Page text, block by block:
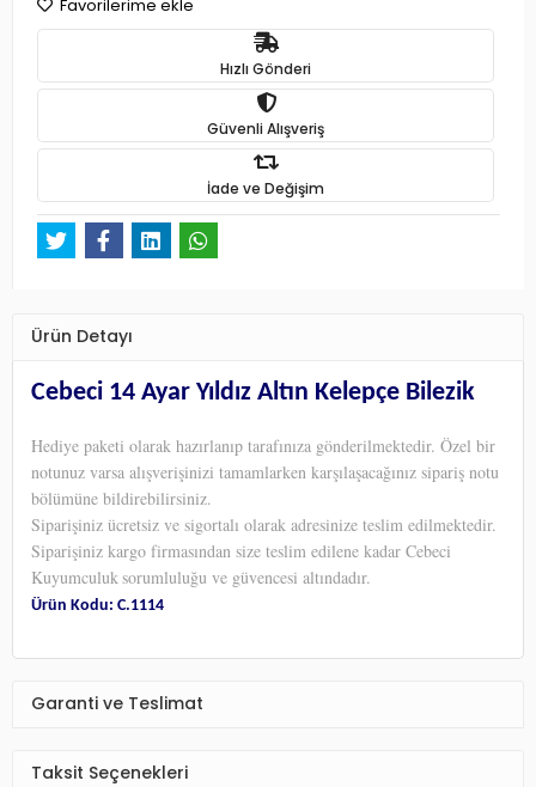
Favorilerime ekle
Hızlı Gönderi
Güvenli Alışveriş
İade ve Değişim
Ürün Detayı
Cebeci 14 Ayar Yıldız Altın Kelepçe Bilezik
Hediye paketi olarak hazırlanıp tarafınıza gönderilmektedir. Özel bir
notunuz varsa alışverişinizi tamamlarken karşılaşacağınız sipariş notu
bölümüne bildirebilirsiniz.
Siparişiniz ücretsiz ve sigortalı olarak adresinize teslim edilmektedir.
Siparişiniz kargo firmasından size teslim edilene kadar Cebeci
Kuyumculuksorumluluğu ve güvencesi altındadır.
Ürün Kodu: C.1114
Garanti ve Teslimat
Taksit Seçenekleri